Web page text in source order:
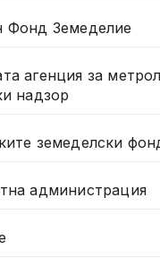
Фонд Земеделие
агенция за
надзор
земеделски
администрация